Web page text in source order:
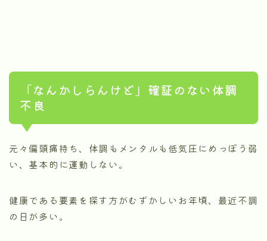
「なんかしらんけど」確証のない体調
不良
元々偏頭痛持ち、体調もメンタルも低気圧にめっぽう弱
い、基本的に運動しない。
健康である要素を探す方がむずかしいお年頃、最近不調
の日が多い。